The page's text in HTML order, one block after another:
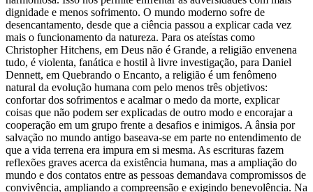
dignidade e menos sofrimento. O mundo moderno sofre de
desencantamento, desde que a ciência passou a explicar cada vez
mais o funcionamento da natureza. Para os ateístas como
Christopher Hitchens, em Deus não é Grande, a religião envenena
tudo, é violenta, fanática e hostil à livre investigação, para Daniel
Dennett, em Quebrando o Encanto, a religião é um fenômeno
natural da evolução humana com pelo menos três objetivos:
confortar dos sofrimentos e acalmar o medo da morte, explicar
coisas que não podem ser explicadas de outro modo e encorajar a
cooperação em um grupo frente a desafios e inimigos. A ânsia por
salvação no mundo antigo baseava-se em parte no entendimento de
que a vida terrena era impura em si mesma. As escrituras fazem
reflexões graves acerca da existência humana, mas a ampliação do
mundo e dos contatos entre as pessoas demandava compromissos de
convivência, ampliando a compreensão e exigindo benevolência. Na